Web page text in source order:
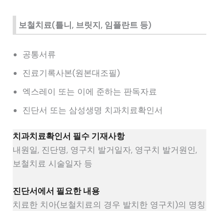
보철치료(틀니, 브릿지, 임플란트 등)
공통서류
진료기록사본(원본대조필)
엑스레이 또는 이에 준하는 판독자료
진단서 또는 삼성생명 치과치료확인서
치과치료확인서 필수 기재사항
내원일, 진단명, 영구치 발거일자, 영구치 발거원인,
보철치료 시술일자 등
진단서에서 필요한 내용
치료한 치아(보철치료의 경우 발치한 영구치)의 명칭